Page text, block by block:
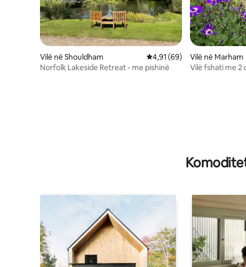
Vilë në Shouldham Vlerësimi mesatar 4,91 nga
4,91 (69)
Norfolk Lakeside Retreat - me pishinë
Vilë në Marham
Vilë fshati me 2